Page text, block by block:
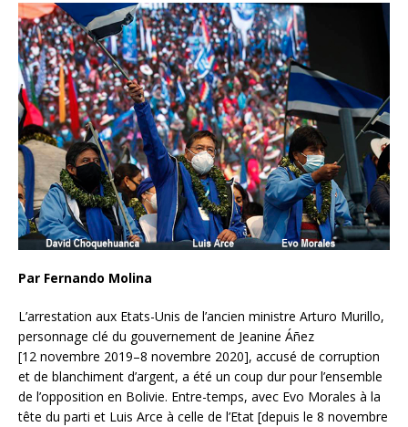
Par Fernando Molina
L’arrestation aux Etats-Unis de l’ancien ministre Arturo Murillo,
personnage clé du gouvernement de Jeanine Áñez
[12 novembre 2019–8 novembre 2020], accusé de corruption
et de blanchiment d’argent, a été un coup dur pour l’ensemble
de l’opposition en Bolivie. Entre-temps, avec Evo Morales à la
tête du parti et Luis Arce à celle de l’Etat [depuis le 8 novembre